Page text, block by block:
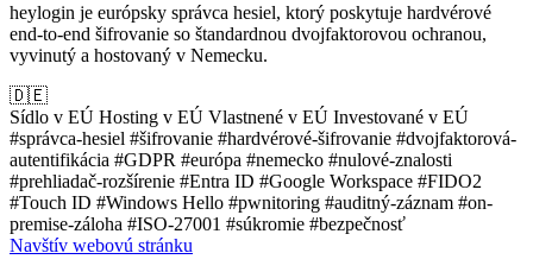
heylogin je európsky správca hesiel, ktorý poskytuje hardvérové
end-to-end šifrovanie so štandardnou dvojfaktorovou ochranou,
vyvinutý a hostovaný v Nemecku.
🇩🇪
Sídlo v EÚ Hosting v EÚ Vlastnené v EÚ Investované v EÚ
#správca-hesiel #šifrovanie #hardvérové-šifrovanie #dvojfaktorová-
autentifikácia #GDPR #európa #nemecko #nulové-znalosti
#prehliadač-rozšírenie #Entra ID #Google Workspace #FIDO2
#Touch ID #Windows Hello #pwnitoring #auditný-záznam #on-
premise-záloha #ISO-27001 #súkromie #bezpečnosť
Navštív webovú stránku